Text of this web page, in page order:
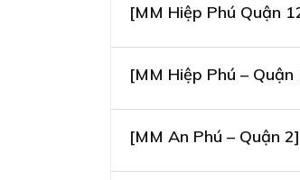
[MM Hiệp Phú Quận
[MM Hiệp Phú –
[MM An Phú – Quận